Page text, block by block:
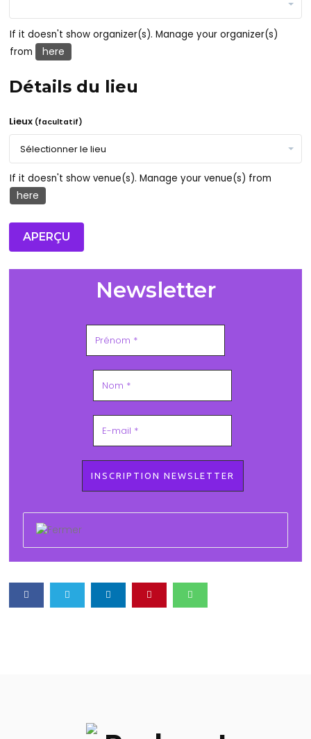
If it doesn't show organizer(s). Manage your organizer(s)
from
here
Détails du lieu
Lieux (facultatif)
If it doesn't show venue(s). Manage your venue(s) from
here
Newsletter